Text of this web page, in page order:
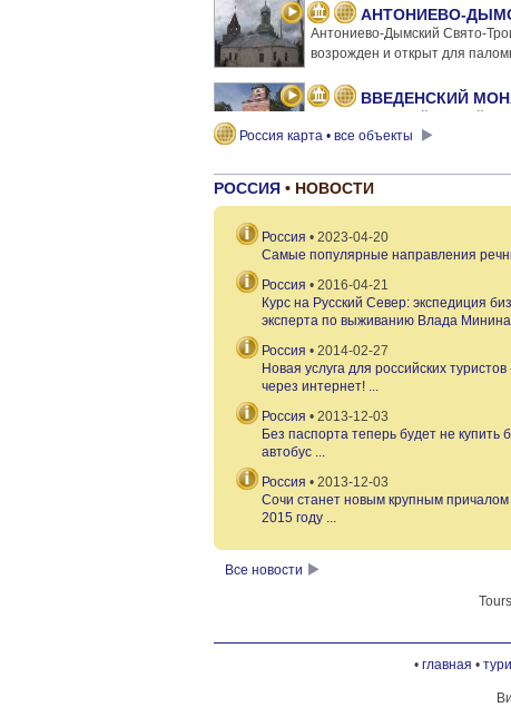
АНТОНИЕВО-
Антониево-Дымский Свято-
возрожден и открыт для
ВВЕДЕНСКИЙ
месте погоста Владимирец (X
выходные июня собирает
фестиваль "Вуокса".
ГАТЧИНСКИЙ
Экскурсия в Гатчинский
музея, интерьерами
ведущим к озеру.
ИВАНГОРОДСКАЯ
Ивангородская крепость была
Ивана III.
КАЗАНСКАЯ
Храм Казанской иконы Божьей
Название острова
КРЕПОСТЬ
за свои 700 лет ни разу не
Россия карта • все объекты
РОССИЯ • НОВОСТИ
Россия • 2023-04-20
Самые популярные направления
Россия • 2016-04-21
Курс на Русский Север: экспедиция
эксперта по выживанию Влада
Россия • 2014-02-27
Новая услуга для российских
через интернет! ...
Россия • 2013-12-03
Без паспорта теперь будет не
автобус ...
Россия • 2013-12-03
Сочи станет новым крупным
2015 году ...
Все новости
• главная •